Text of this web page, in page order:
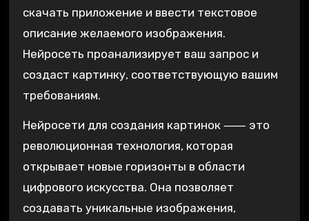
скачать приложение и ввести текстовое
описание желаемого изображения.
Нейросеть проанализирует ваш запрос и
создаст картинку, соответствующую вашим
требованиям.
Нейросети для создания картинок ⸺ это
революционная технология, которая
открывает новые горизонты в области
цифрового искусства. Она позволяет
создавать уникальные изображения,